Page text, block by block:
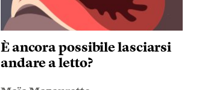
È ancora possibile lasciarsi
andare a letto?